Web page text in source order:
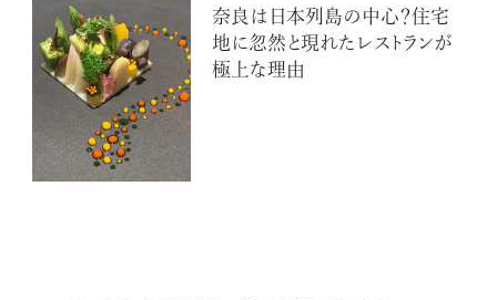
奈良は日本列島の中心？住宅
地に忽然と現れたレストランが
極上な理由